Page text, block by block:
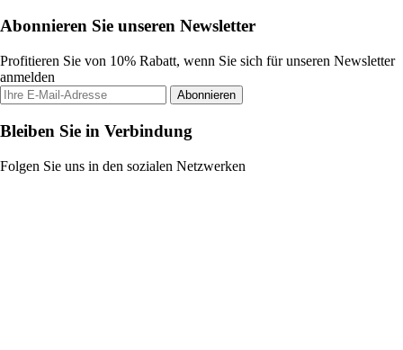
Abonnieren Sie unseren Newsletter
Profitieren Sie von 10% Rabatt, wenn Sie sich für unseren Newsletter
anmelden
Abonnieren
Bleiben Sie in Verbindung
Folgen Sie uns in den sozialen Netzwerken